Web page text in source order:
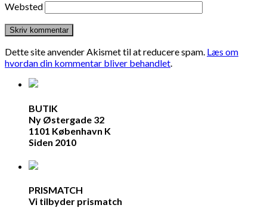
Websted
Dette site anvender Akismet til at reducere spam. Læs om
hvordan din kommentar bliver behandlet.
BUTIK
Ny Østergade 32
1101 København K
Siden 2010
PRISMATCH
Vi tilbyder prismatch